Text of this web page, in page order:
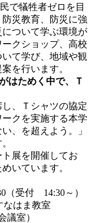
で犠牲者ゼロを目
災教育、防災に強
ついて学ぶ環境が
クショップ、高校
て学び、地域や観
を行います。
はためく中で、Ｔ
、Ｔシャツの協定
クを実施する本学
、を超えよう。」
展を開催してお
いています。
（受付 14:30～）
なはま教室
議室）